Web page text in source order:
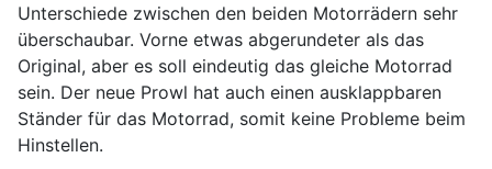
Unterschiede zwischen den beiden Motorrädern sehr
überschaubar. Vorne etwas abgerundeter als das
Original, aber es soll eindeutig das gleiche Motorrad
sein. Der neue Prowl hat auch einen ausklappbaren
Ständer für das Motorrad, somit keine Probleme beim
Hinstellen.